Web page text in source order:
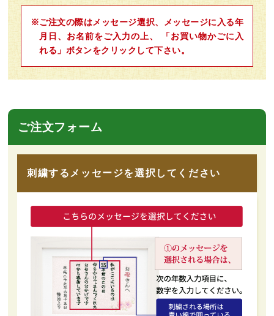
※ご注文の際はメッセージ選択、メッセージに入る年
月日、お名前をご入力の上、 「お買い物かごに入
れる」ボタンをクリックして下さい。
ご注文フォーム
刺繍するメッセージを選択してください